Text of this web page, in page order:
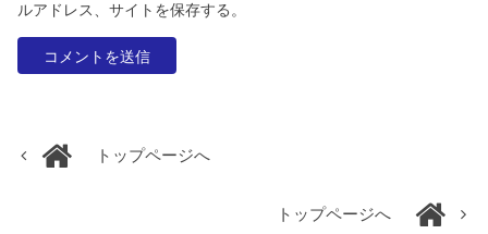
ルアドレス、サイトを保存する。
トップページへ
トップページへ